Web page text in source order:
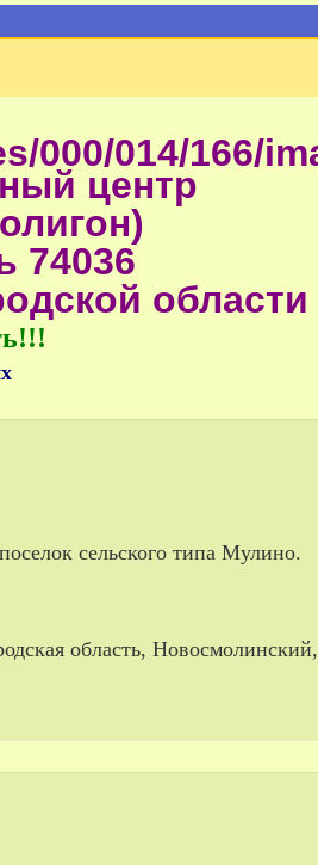
центр
74036
области
сельского типа Мулино.
область, Новосмолинский,